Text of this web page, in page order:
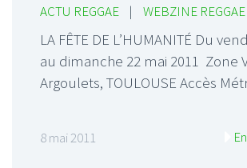
ACTU REGGAE | WEBZINE REGGAE
LA FÊTE DE L’HUMANITÉ Du
au dimanche 22 mai 2011 Zone
Argoulets, TOULOUSE Accès
8 mai 2011